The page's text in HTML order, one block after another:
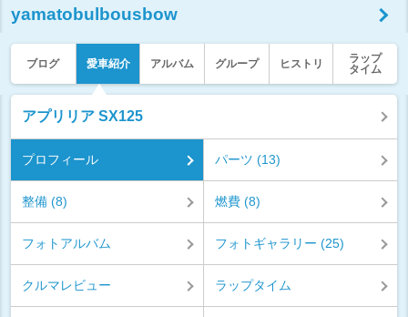
yamatobulbousbow
ブログ 愛車紹介 アルバム グループ ヒストリ
ラップ
タイム
アプリリア SX125
プロフィール パーツ (13)
整備 (8) 燃費 (8)
フォトアルバム フォトギャラリー (25)
クルマレビュー ラップタイム